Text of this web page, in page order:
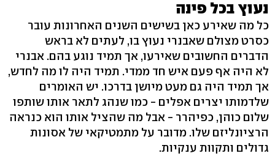
נעוץ בכל פינה
כל מה שאירע כאן בשישים השנים האחרונות עובר
כסרט מצולם שאבנרי נעוץ בו, לעתים לא בראש
הדברים החשובים שאירעו, אך תמיד נוגע בהם. אבנרי
לא היה אף פעם איש חד ממדי. תמיד היה לו מה לחדש,
אך תמיד היה גם מעט מיושן בדרכו. יש האומרים
שלדמותו יצרים אפלים - כמו שנהג לתאר אותו שותפו
שלום כוהן, כפיהרר - אבל מה שהציל אותו הוא כנראה
הרציונליזם שלו. מדובר על מתמטיקאי של אסונות
גדולים ותקוות ענקיות.